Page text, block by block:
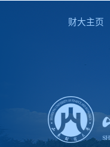
财大主页